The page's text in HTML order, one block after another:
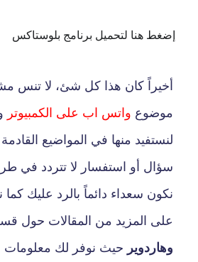
إضغط هنا لتحميل برنامج بلوستاكس
أخيراً كان هذا كل شئ، لا تنس
موضوع واتس اب على الكمبيوتر
لنستفيد منها في المواضيع
سؤال أو استفسار لا تتردد في
نكون سعداء دائماً بالرد عليك كما
على المزيد من المقالات حول
وهاردوير حيث نوفر لك معلومات